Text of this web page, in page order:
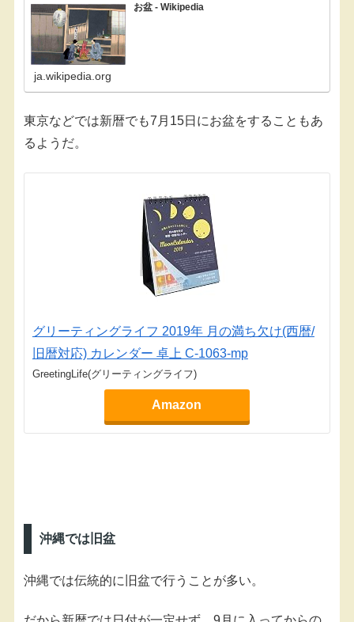
お盆 - Wikipedia
ja.wikipedia.org
東京などでは新暦でも7月15日にお盆をすることもあ
るようだ。
グリーティングライフ 2019年 月の満ち欠け(西暦/
旧暦対応) カレンダー 卓上 C-1063-mp
GreetingLife(グリーティングライフ)
Amazon
沖縄では旧盆
沖縄では伝統的に旧盆で行うことが多い。